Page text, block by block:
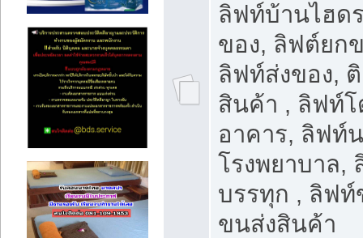
ลิฟท์บ้านไฮด
ของ, ลิฟต์ยก
ลิฟท์ส่งของ,
สินค้า , ลิฟท์
อาคาร, ลิฟท์
โรงพยาบาล,
บรรทุก , ลิฟ
ขนส่งสินค้า